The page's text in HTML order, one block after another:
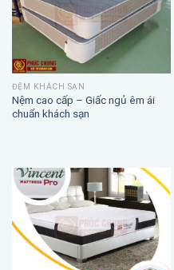
ĐỆM KHÁCH SẠN
Nệm cao cấp – Giấc ngủ êm ái
chuẩn khách sạn